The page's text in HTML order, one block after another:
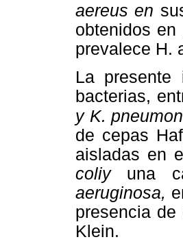
aereus en
obtenidos
prevalece H.
La presente
bacterias,
y K.
de cepas
aisladas en
coliy una
aeruginosa,
presencia
Klein.